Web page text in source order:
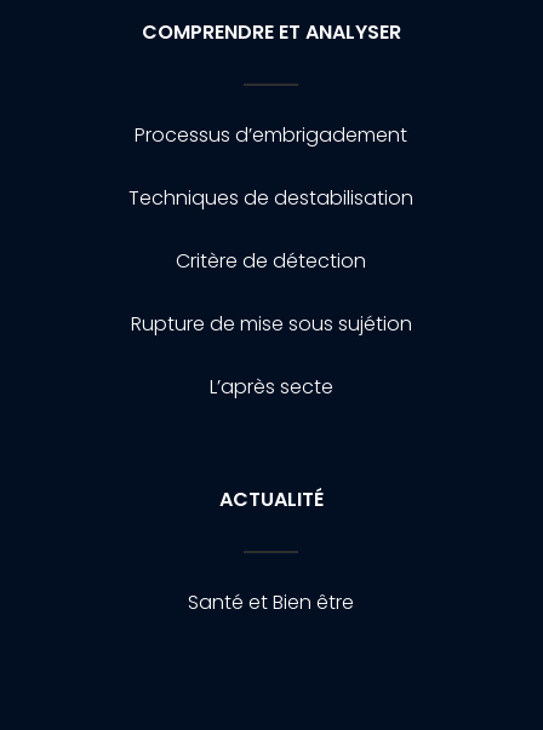
COMPRENDRE ET ANALYSER
Processus d’embrigadement
Techniques de destabilisation
Critère de détection
Rupture de mise sous sujétion
L’après secte
ACTUALITÉ
Santé et Bien être